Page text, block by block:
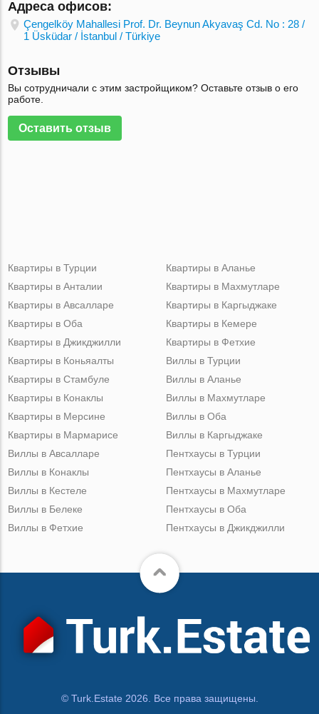
Адреса офисов:
Çengelköy Mahallesi Prof. Dr. Beynun Akyavaş Cd. No : 28 /
1 Üsküdar / İstanbul / Türkiye
Отзывы
Вы сотрудничали с этим застройщиком? Оставьте отзыв о его
работе.
Оставить отзыв
Квартиры в Турции
Квартиры в Анталии
Квартиры в Авсалларе
Квартиры в Оба
Квартиры в Джикджилли
Квартиры в Аланье
Квартиры в Махмутларе
Квартиры в Каргыджаке
Квартиры в Кемере
Квартиры в Фетхие
Квартиры в Коньяалты
Квартиры в Стамбуле
Квартиры в Конаклы
Квартиры в Мерсине
Квартиры в Мармарисе
Виллы в Турции
Виллы в Аланье
Виллы в Махмутларе
Виллы в Оба
Виллы в Каргыджаке
Виллы в Авсалларе
Виллы в Конаклы
Виллы в Кестеле
Виллы в Белеке
Виллы в Фетхие
Пентхаусы в Турции
Пентхаусы в Аланье
Пентхаусы в Махмутларе
Пентхаусы в Оба
Пентхаусы в Джикджилли
© Turk.Estate 2026. Все права защищены.